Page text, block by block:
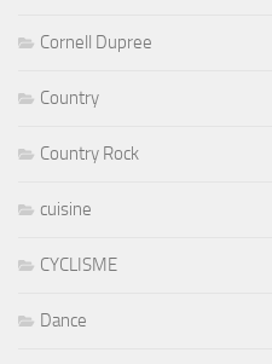
Cornell Dupree
Country
Country Rock
cuisine
CYCLISME
Dance